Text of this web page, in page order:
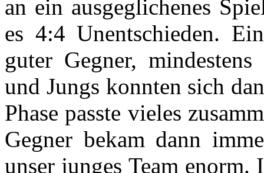
an ein ausgeglichenes
es 4:4 Unentschieden.
guter Gegner,
und Jungs konnten sich
Phase passte vieles
Gegner bekam dann
unser junges Team